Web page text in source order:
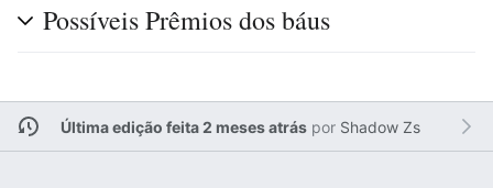
Possíveis Prêmios dos báus
Última edição feita 2 meses atráspor Shadow Zs